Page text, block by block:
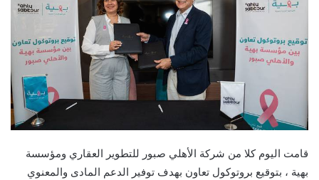
قامت اليوم كلا من شركة الأهلي صبور للتطوير العقاري ومؤسسة
بهية ، بتوقيع بروتوكول تعاون بهدف توفير الدعم المادى والمعنوي